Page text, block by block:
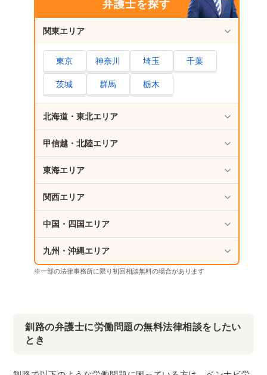
弁護士を探す
関東エリア
東京 神奈川 埼玉 千葉
茨城 群馬 栃木
北海道・東北エリア
甲信越・北陸エリア
東海エリア
関西エリア
中国・四国エリア
九州・沖縄エリア
※一部の法律事務所に限り初回相談無料の場合があります
釧路の弁護士に労働問題の無料法律相談をしたい
とき